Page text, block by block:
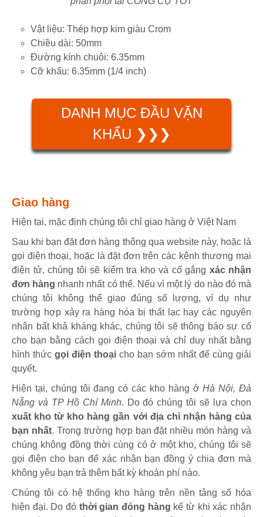
Vật liệu: Thép hợp kim giàu Crom
Chiều dài: 50mm
Đường kính chuôi: 6.35mm
Cỡ khẩu: 6.35mm (1/4 inch)
DANH MỤC ĐẦU VẶN
KHẨU ❯❯❯
Giao hàng
Hiện tại, mặc định chúng tôi chỉ giao hàng ở Việt Nam
Sau khi bạn đặt đơn hàng thông qua website này, hoặc là
gọi điện thoại, hoặc là đặt đơn trên các kênh thương mại
điện tử, chúng tôi sẽ kiểm tra kho và cố gắng xác nhận
đơn hàng nhanh nhất có thể. Nếu vì một lý do nào đó mà
chúng tôi không thể giao đúng số lượng, ví dụ như
trường hợp xảy ra hàng hóa bị thất lạc hay các nguyên
nhân bất khả kháng khác, chúng tôi sẽ thông báo sự cố
cho bạn bằng cách gọi điện thoại và chỉ duy nhất bằng
hình thức gọi điện thoại cho bạn sớm nhất để cùng giải
quyết.
Hiện tại, chúng tôi đang có các kho hàng ởHà Nội, Đà
Nẵng và TP Hồ Chí Minh. Do đó chúng tôi sẽ lựa chọn
xuất kho từ kho hàng gần với địa chỉ nhận hàng của
bạn nhất. Trong trường hợp bạn đặt nhiều món hàng và
chúng không đồng thời cùng có ở một kho, chúng tôi sẽ
gọi điện cho bạn để xác nhận bạn đồng ý chia đơn mà
không yêu bạn trả thêm bất kỳ khoản phí nào.
Chúng tôi có hệ thống kho hàng trên nền tảng số hóa
hiện đại. Do đó thời gian đóng hàng kể từ khi xác nhận